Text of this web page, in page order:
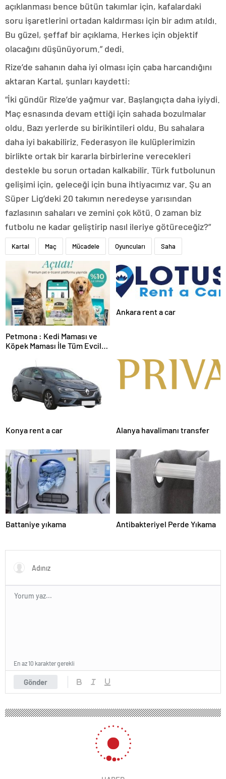
açıklanması bence bütün takımlar için, kafalardaki
soru işaretlerini ortadan kaldırması için bir adım atıldı.
Bu güzel, şeffaf bir açıklama. Herkes için objektif
olacağını düşünüyorum.” dedi.
Rize’de sahanın daha iyi olması için çaba harcandığını
aktaran Kartal, şunları kaydetti:
“İki gündür Rize’de yağmur var. Başlangıçta daha iyiydi.
Maç esnasında devam ettiği için sahada bozulmalar
oldu. Bazı yerlerde su birikintileri oldu. Bu sahalara
daha iyi bakabiliriz. Federasyon ile kulüplerimizin
birlikte ortak bir kararla birbirlerine verecekleri
destekle bu sorun ortadan kalkabilir. Türk futbolunun
gelişimi için, geleceği için buna ihtiyacımız var. Şu an
Süper Lig’deki 20 takımın neredeyse yarısından
fazlasının sahaları ve zemini çok kötü. O zaman biz
futbolu ne kadar geliştirip nasıl ileriye götüreceğiz?”
Kartal Maç Mücadele Oyuncuları Saha
Petmona : Kedi Maması ve
Köpek Maması İle Tüm Evcil
Ankara rent a car
Konya rent a car Alanya havalimanı transfer
Battaniye yıkama Antibakteriyel Perde Yıkama
Gönder
En az 10 karakter gerekli